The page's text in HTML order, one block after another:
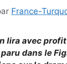
France-
lira avec
dans le